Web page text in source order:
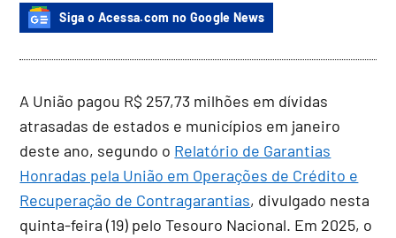
Siga o Acessa.com no Google News
A União pagou R$ 257,73 milhões em dívidas
atrasadas de estados e municípios em janeiro
deste ano, segundo o Relatório de Garantias
Honradas pela União em Operações de Crédito e
Recuperação de Contragarantias, divulgado nesta
quinta-feira (19) pelo Tesouro Nacional. Em 2025, o